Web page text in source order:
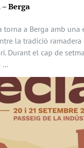
Berga
torna a Berga amb una
la tradició ramadera
Durant el cap de
…